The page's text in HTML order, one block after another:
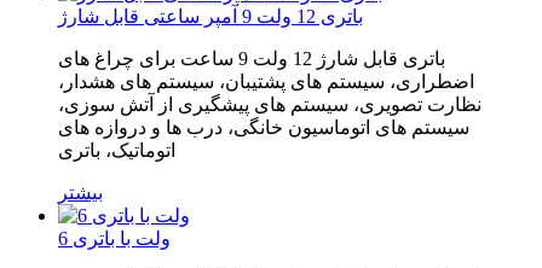
باتری 12 ولت 9 آمپر ساعتی قابل شارژ
باتری قابل شارژ 12 ولت 9 ساعت برای چراغ های
اضطراری، سیستم های پشتیبان، سیستم های هشدار،
نظارت تصویری، سیستم های پیشگیری از آتش سوزی،
سیستم های اتوماسیون خانگی، درب ها و دروازه های
اتوماتیک، باتری
بیشتر
6 ولت با باتری